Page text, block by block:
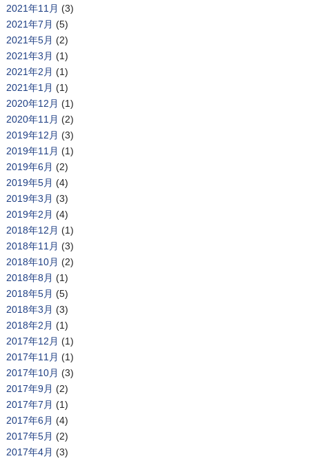
2021年11月 (3)
2021年7月 (5)
2021年5月 (2)
2021年3月 (1)
2021年2月 (1)
2021年1月 (1)
2020年12月 (1)
2020年11月 (2)
2019年12月 (3)
2019年11月 (1)
2019年6月 (2)
2019年5月 (4)
2019年3月 (3)
2019年2月 (4)
2018年12月 (1)
2018年11月 (3)
2018年10月 (2)
2018年8月 (1)
2018年5月 (5)
2018年3月 (3)
2018年2月 (1)
2017年12月 (1)
2017年11月 (1)
2017年10月 (3)
2017年9月 (2)
2017年7月 (1)
2017年6月 (4)
2017年5月 (2)
2017年4月 (3)